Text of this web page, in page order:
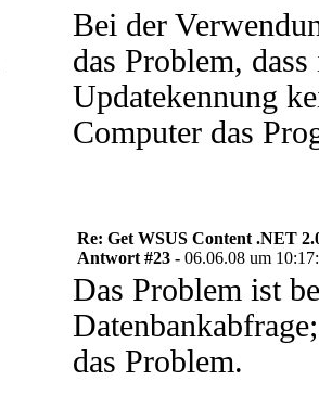
Bei der
das Problem,
Updatekennung
Computer das
Re: Get WSUS Content .NET
Antwort #23 - 06.06.08 um
Das Problem ist
das Problem.